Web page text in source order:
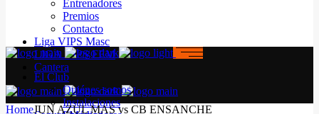
Entrenadores
Premios
Contacto
Liga VIPS Masc
LIGA VIPS FEM
Cantera
El Club
Quiénes somos
Instalaciones
HomeJUN AZUL MAS vs CB ENSANCHE